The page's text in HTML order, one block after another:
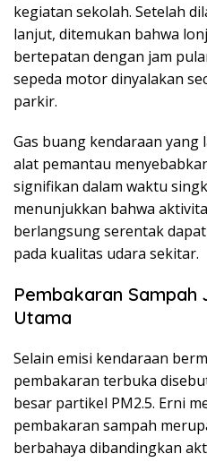
kegiatan sekolah. Setelah
lanjut, ditemukan bahwa
bertepatan dengan jam
sepeda motor dinyalakan
parkir.
Gas buang kendaraan
alat pemantau
signifikan dalam waktu
menunjukkan bahwa
berlangsung serentak
pada kualitas udara sekitar.
Pembakaran
Utama
Selain emisi kendaraan
pembakaran terbuka
besar partikel PM2.5. Erni
pembakaran sampah
berbahaya dibandingkan